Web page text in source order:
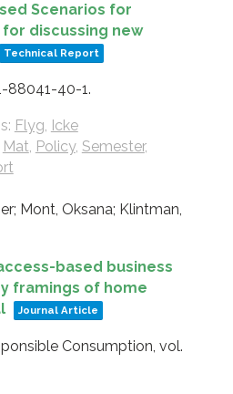
Scenarios for
discussing new
Technical Report
88041-40-1.
Flyg, Icke
Mat, Policy, Semester,
Mont, Oksana; Klintman,
based business
framings of home
Journal Article
Consumption, vol.